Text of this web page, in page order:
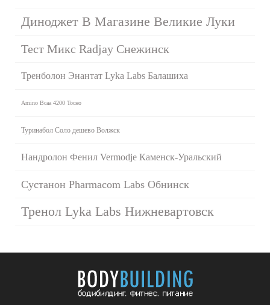
Диноджет В Магазине Великие Луки
Тест Микс Radjay Снежинск
Тренболон Энантат Lyka Labs Балашиха
Amino Bcaa 4200 Тосно
Туринабол Соло дешево Волжск
Нандролон Фенил Vermodje Каменск-Уральский
Сустанон Pharmacom Labs Обнинск
Тренол Lyka Labs Нижневартовск